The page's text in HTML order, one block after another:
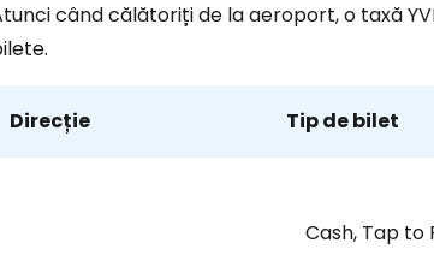
când călătoriți de la aeroport, o taxă
Direcție Tip de bilet
Cash, Tap to